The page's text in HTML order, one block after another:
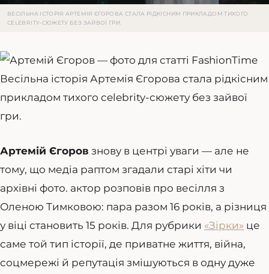
ВЕСІЛЬНА ІСТОРІЯ АРТЕМІЯ ЄГОРОВА СТАЛА РІДКІСНИМ ПРИКЛАДОМ ТИХОГО
CELEBRITY-СЮЖЕТУ БЕЗ ЗАЙВОЇ ГРИ.
Весільна історія Артемія Єгорова стала рідкісним
прикладом тихого celebrity-сюжету без зайвої
гри.
Артемій Єгоров знову в центрі уваги — але не
тому, що медіа раптом згадали старі хіти чи
архівні фото. актор розповів про весілля з
Оленою Тимковою: пара разом 16 років, а різниця
у віці становить 15 років. Для рубрики «Зірки» це
саме той тип історії, де приватне життя, війна,
соцмережі й репутація змішуються в одну дуже